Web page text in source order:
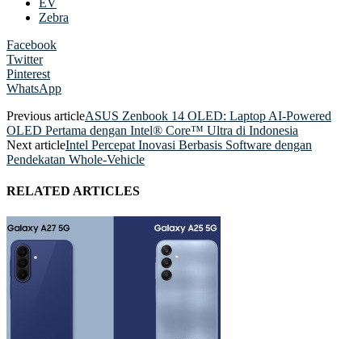
EV
Zebra
Facebook
Twitter
Pinterest
WhatsApp
Previous articleASUS Zenbook 14 OLED: Laptop AI-Powered
OLED Pertama dengan Intel® Core™ Ultra di Indonesia
Next articleIntel Percepat Inovasi Berbasis Software dengan
Pendekatan Whole-Vehicle
RELATED ARTICLES